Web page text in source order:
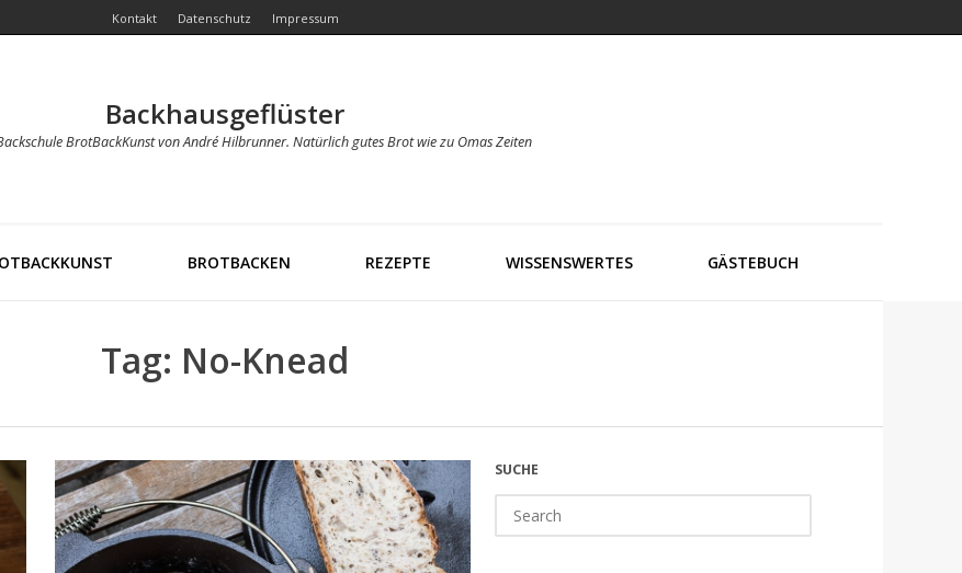
Kontakt Datenschutz Impressum
Backhausgeflüster
BrotBackKunst von André Hilbrunner. Natürlich gutes Brot wie zu Omas Zeiten
BROTBACKEN REZEPTE WISSENSWERTES GÄSTEBUCH
Tag: No-Knead
SUCHE
for: